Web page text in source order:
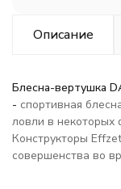
Описание
Блесна-вертушка
- cпортивная
ловли в некоторых
Конструкторы
совершенства во